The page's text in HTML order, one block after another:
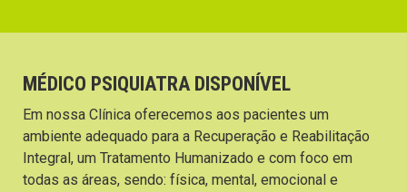
MÉDICO PSIQUIATRA DISPONÍVEL
Em nossa Clínica oferecemos aos pacientes um
ambiente adequado para a Recuperação e Reabilitação
Integral, um Tratamento Humanizado e com foco em
todas as áreas, sendo: física, mental, emocional e